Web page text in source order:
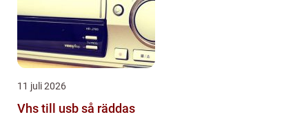
11 juli 2026
Vhs till usb så räddas